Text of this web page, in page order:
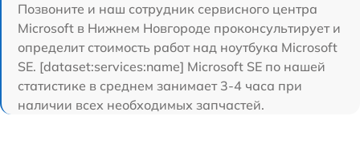
Позвоните и наш сотрудник сервисного центра
Microsoft в Нижнем Новгороде проконсультирует и
определит стоимость работ над ноутбука Microsoft
SE. [dataset:services:name] Microsoft SE по нашей
статистике в среднем занимает 3-4 часа при
наличии всех необходимых запчастей.